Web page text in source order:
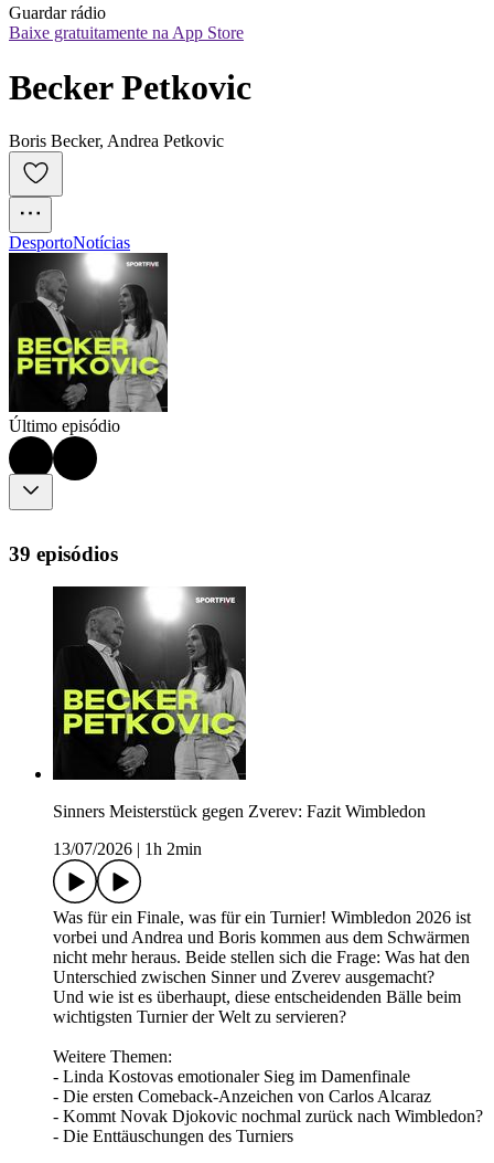
Guardar rádio
Baixe gratuitamente na App Store
Becker Petkovic
Boris Becker, Andrea Petkovic
DesportoNotícias
Último episódio
39 episódios
Sinners Meisterstück gegen Zverev: Fazit Wimbledon
13/07/2026
1h 2min
Was für ein Finale, was für ein Turnier! Wimbledon 2026 ist
vorbei und Andrea und Boris kommen aus dem Schwärmen
nicht mehr heraus. Beide stellen sich die Frage: Was hat den
Unterschied zwischen Sinner und Zverev ausgemacht?
Und wie ist es überhaupt, diese entscheidenden Bälle beim
wichtigsten Turnier der Welt zu servieren?
Weitere Themen:
- Linda Kostovas emotionaler Sieg im Damenfinale
- Die ersten Comeback-Anzeichen von Carlos Alcaraz
- Kommt Novak Djokovic nochmal zurück nach Wimbledon?
- Die Enttäuschungen des Turniers